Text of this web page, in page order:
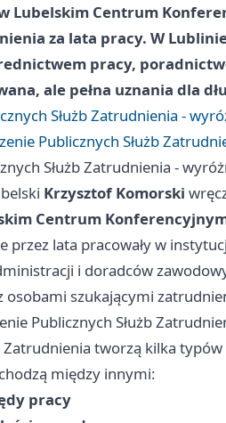
Lubelskim Centrum
za lata pracy. W
pracy,
ale pełna uznania dla
Służb Zatrudnienia -
Publicznych Służb
Służb Zatrudnienia -
Krzysztof Komorski
Centrum
przez lata pracowały w
i doradców
osobami szukającymi
Publicznych Służb
Zatrudnienia tworzą kilka
między innymi:
pracy